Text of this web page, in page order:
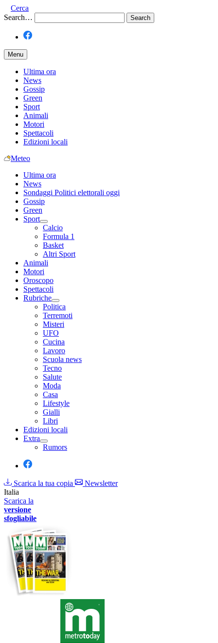
Cerca
Search…
Menu
Ultima ora
News
Gossip
Green
Sport
Animali
Motori
Spettacoli
Edizioni locali
Meteo
Ultima ora
News
Sondaggi Politici elettorali oggi
Gossip
Green
Sport
Calcio
Formula 1
Basket
Altri Sport
Animali
Motori
Oroscopo
Spettacoli
Rubriche
Politica
Terremoti
Misteri
UFO
Cucina
Lavoro
Scuola news
Tecno
Salute
Moda
Casa
Lifestyle
Gialli
Libri
Edizioni locali
Extra
Rumors
Scarica la tua copia
Newsletter
Italia
Scarica la
versione
sfogliabile